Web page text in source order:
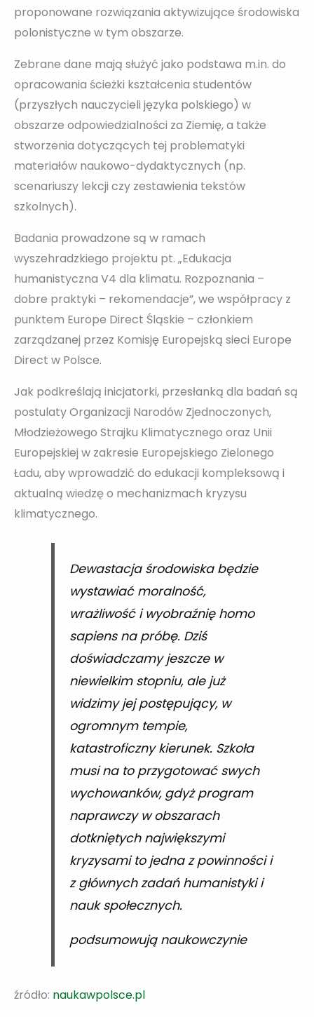
proponowane rozwiązania aktywizujące środowiska
polonistyczne w tym obszarze.
Zebrane dane mają służyć jako podstawa m.in. do
opracowania ścieżki kształcenia studentów
(przyszłych nauczycieli języka polskiego) w
obszarze odpowiedzialności za Ziemię, a także
stworzenia dotyczących tej problematyki
materiałów naukowo-dydaktycznych (np.
scenariuszy lekcji czy zestawienia tekstów
szkolnych).
Badania prowadzone są w ramach
wyszehradzkiego projektu pt. „Edukacja
humanistyczna V4 dla klimatu. Rozpoznania –
dobre praktyki – rekomendacje”, we współpracy z
punktem Europe Direct Śląskie – członkiem
zarządzanej przez Komisję Europejską sieci Europe
Direct w Polsce.
Jak podkreślają inicjatorki, przesłanką dla badań są
postulaty Organizacji Narodów Zjednoczonych,
Młodzieżowego Strajku Klimatycznego oraz Unii
Europejskiej w zakresie Europejskiego Zielonego
Ładu, aby wprowadzić do edukacji kompleksową i
aktualną wiedzę o mechanizmach kryzysu
klimatycznego.
Dewastacja środowiska będzie
wystawiać moralność,
wrażliwość i wyobraźnię homo
sapiens na próbę. Dziś
doświadczamy jeszcze w
niewielkim stopniu, ale już
widzimy jej postępujący, w
ogromnym tempie,
katastroficzny kierunek. Szkoła
musi na to przygotować swych
wychowanków, gdyż program
naprawczy w obszarach
dotkniętych największymi
kryzysami to jedna z powinności i
z głównych zadań humanistyki i
nauk społecznych.
podsumowują naukowczynie
źródło: naukawpolsce.pl